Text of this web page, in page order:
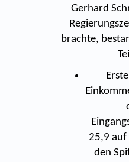
Gerhard
brachte,
25,9 auf
den